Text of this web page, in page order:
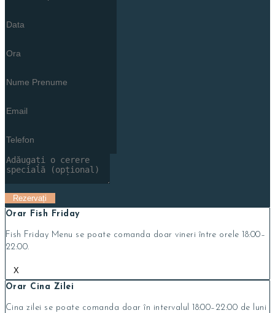
Orar Fish Friday
Fish Friday Menu se poate comanda doar vineri între orele 18:00–
22:00.
X
Orar Cina Zilei
Cina zilei se poate comanda doar în intervalul 18:00–22:00 de luni